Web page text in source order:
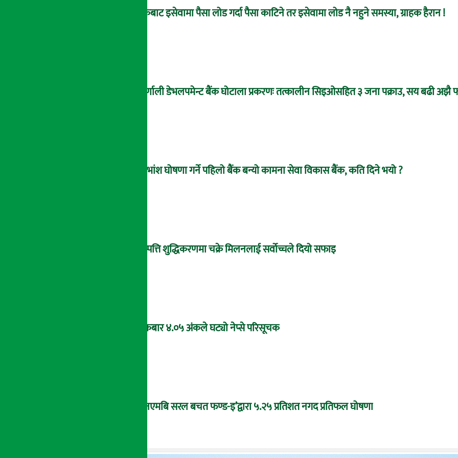
बैंकबाट इसेवामा पैसा लोड गर्दा पैसा काटिने तर इसेवामा लोड नै नहुने समस्या, ग्राहक हैरान !
कर्णाली डेभलपमेन्ट बैंक घोटाला प्रकरणः तत्कालीन सिइओसहित ३ जना पक्राउ, सय बढी अझै
लाभांश घोषणा गर्ने पहिलो बैंक बन्यो कामना सेवा विकास बैंक, कति दिने भयो ?
सम्पत्ति शुद्धिकरणमा चक्रे मिलनलाई सर्वोच्चले दियो सफाइ
शुक्रबार ४.०५ अंकले घट्यो नेप्से परिसूचक
‘एनएमबि सरल बचत फण्ड-इ’द्वारा ५.२५ प्रतिशत नगद प्रतिफल घोषणा